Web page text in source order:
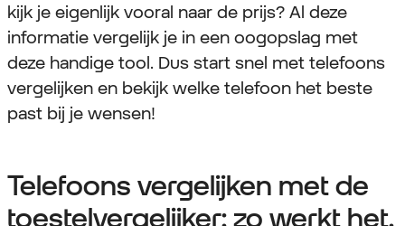
kijk je eigenlijk vooral naar de prijs? Al deze
informatie vergelijk je in een oogopslag met
deze handige tool. Dus start snel met telefoons
vergelijken en bekijk welke telefoon het beste
past bij je wensen!
Telefoons vergelijken met de
toestelvergelijker: zo werkt het.